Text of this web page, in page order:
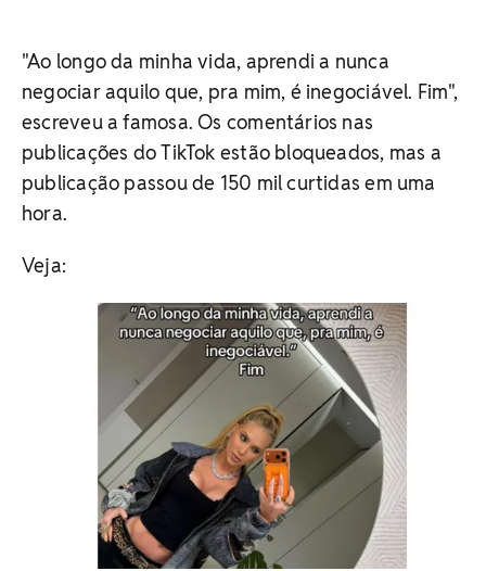
"Ao longo da minha vida, aprendi a nunca
negociar aquilo que, pra mim, é inegociável. Fim",
escreveu a famosa. Os comentários nas
publicações do TikTok estão bloqueados, mas a
publicação passou de 150 mil curtidas em uma
hora.
Veja: